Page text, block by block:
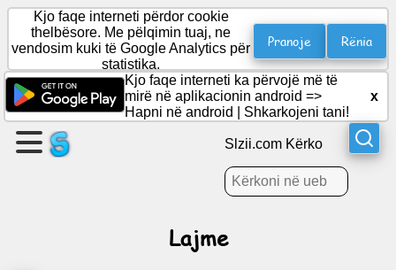
Krijo
një
faqe
Krijo
Kjo faqe interneti përdor cookie
thelbësore. Me pëlqimin tuaj, ne
vendosim kuki të Google Analytics për
statistika.
Pranoje Rënia
Kjo faqe interneti ka përvojë më të
mirë në aplikacionin android =>
Hapni në android
Shkarkojeni tani!
x
Slzii.com Kërko
Lajme